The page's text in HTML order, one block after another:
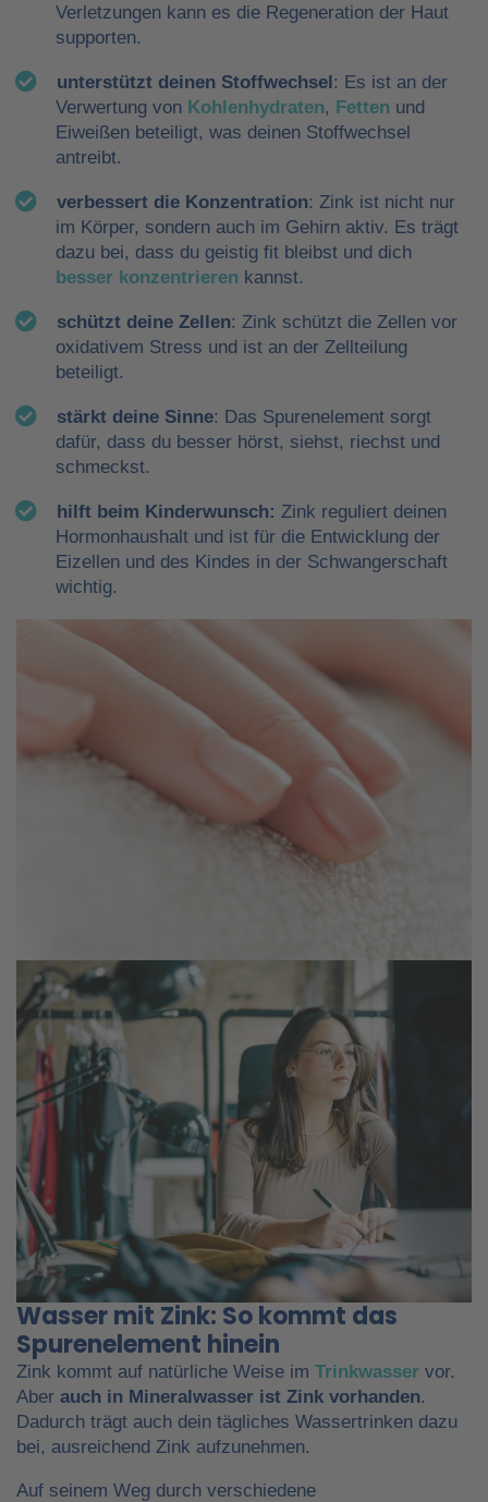
Verletzungen kann es die Regeneration der Haut
supporten.
unterstützt deinen Stoffwechsel: Es ist an der
Verwertung von Kohlenhydraten, Fetten und
Eiweißen beteiligt, was deinen Stoffwechsel
antreibt.
verbessert die Konzentration: Zink ist nicht nur
im Körper, sondern auch im Gehirn aktiv. Es trägt
dazu bei, dass du geistig fit bleibst und dich
besser konzentrieren kannst.
schützt deine Zellen: Zink schützt die Zellen vor
oxidativem Stress und ist an der Zellteilung
beteiligt.
stärkt deine Sinne: Das Spurenelement sorgt
dafür, dass du besser hörst, siehst, riechst und
schmeckst.
hilft beim Kinderwunsch: Zink reguliert deinen
Hormonhaushalt und ist für die Entwicklung der
Eizellen und des Kindes in der Schwangerschaft
wichtig.
Wasser mit Zink: So kommt das
Spurenelement hinein
Zink kommt auf natürliche Weise im Trinkwasser vor.
Aber auch in Mineralwasser ist Zink vorhanden.
Dadurch trägt auch dein tägliches Wassertrinken dazu
bei, ausreichend Zink aufzunehmen.
Auf seinem Weg durch verschiedene